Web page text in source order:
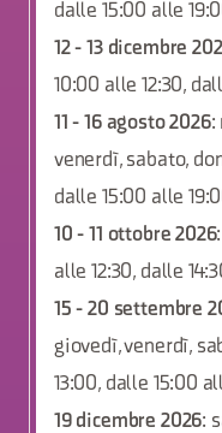
dalle 15:00 alle
12 - 13 dicembre
10:00 alle 12:30,
11 - 16 agosto 2026:
venerdì, sabato,
dalle 15:00 alle
10 - 11 ottobre 2026
alle 12:30, dalle
15 - 20 settembre
giovedì, venerdì,
13:00, dalle 15:00
19 dicembre 2026: